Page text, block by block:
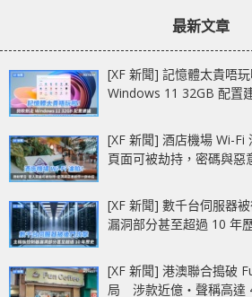
最新文章
[XF 新聞] 記憶體太貴唔
Windows 11 32GB 配置
[XF 新聞] 酒店機場 Wi-
頁面可被劫持，密碼與惡
[XF 新聞] 數千台伺服器
漏洞部分甚至超過 10 年
[XF 新聞] 港澳聯合搗破
局 涉款近億‧聲稱高達